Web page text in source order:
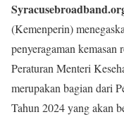
(Kemenperin)
penyeragaman
Peraturan Menteri
merupakan bagian dari
Tahun 2024 yang akan